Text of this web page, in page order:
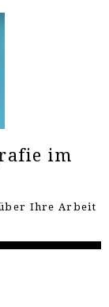
im
Ihre Arbeit